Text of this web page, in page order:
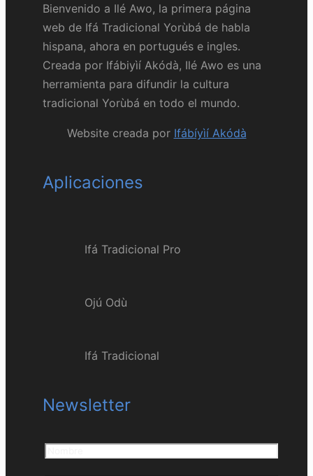
Bienvenido a Ilé Awo, la primera página
web de Ifá Tradicional Yorùbá de habla
hispana, ahora en portugués e ingles.
Creada por Ifábiyìí Akódà, Ilé Awo es una
herramienta para difundir la cultura
tradicional Yorùbá en todo el mundo.
Website creada por Ifábíyìí Akódà
Aplicaciones
Ifá Tradicional Pro
Ojú Odù
Ifá Tradicional
Newsletter